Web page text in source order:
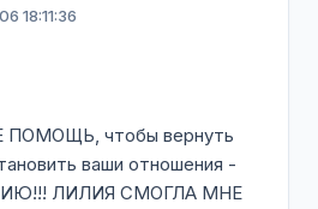
18:11:36
чтобы вернуть
ваши отношения -
ЛИЛИЯ СМОГЛА МНЕ